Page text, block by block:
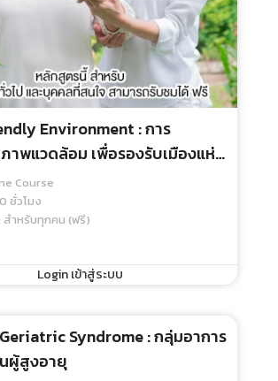
Environment : การ
าพแวดล้อม เพื่อรองรับเมืองแห่ง
สุขภาพชุมชนที่เป็นมิตรกับผู้สูง
Course
ชั่วโมง
สำหรับทุกคน (ฟรี)
Login เข้าสู่ระบบ
Syndrome : กลุ่มอาการ
ผู้สูงอายุ